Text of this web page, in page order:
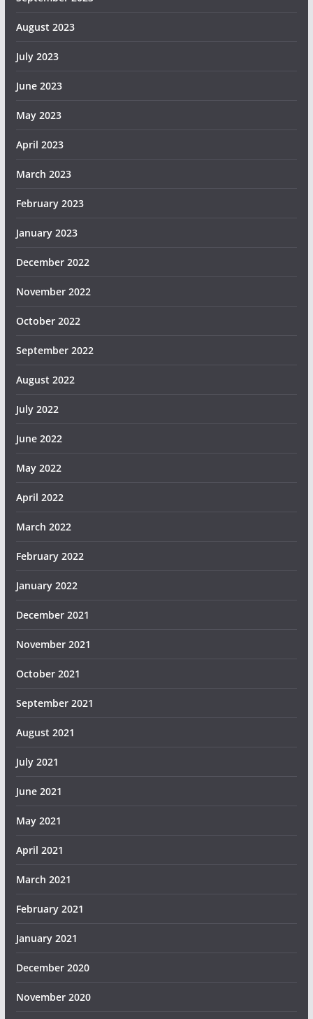
August 2023
July 2023
June 2023
May 2023
April 2023
March 2023
February 2023
January 2023
December 2022
November 2022
October 2022
September 2022
August 2022
July 2022
June 2022
May 2022
April 2022
March 2022
February 2022
January 2022
December 2021
November 2021
October 2021
September 2021
August 2021
July 2021
June 2021
May 2021
April 2021
March 2021
February 2021
January 2021
December 2020
November 2020